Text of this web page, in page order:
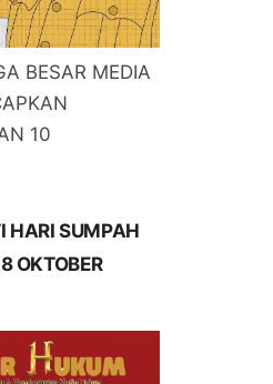
BESAR MEDIA
10
HARI SUMPAH
OKTOBER